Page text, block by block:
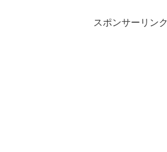
スポンサーリンク